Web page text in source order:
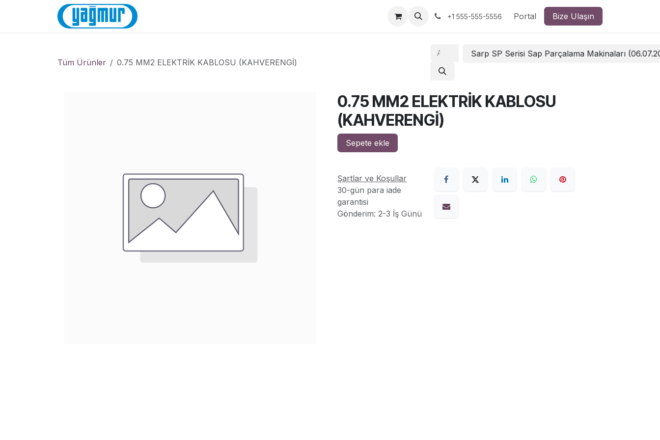
+1 555-555-5556 Portal Bize Ulaşın
Tüm Ürünler 0.75 MM2 ELEKTRİK KABLOSU (KAHVERENGİ)
Sarp SP Serisi Sap Parçalama Makinaları
0.75 MM2 ELEKTRİK KABLOSU
(KAHVERENGİ)
Sepete ekle
Şartlar ve Koşullar
30-gün para iade
garantisi
Gönderim: 2-3 İş Günü